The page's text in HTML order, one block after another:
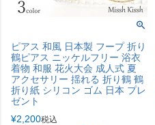
ピアス 和風 日本製 フープ 折り
鶴ピアス ニッケルフリー 浴衣
着物 和服 花火大会 成人式 夏
アクセサリー 揺れる 折り鶴 鶴
折り紙 シリコン ゴム 日本 プレ
ゼント
¥2,200税込